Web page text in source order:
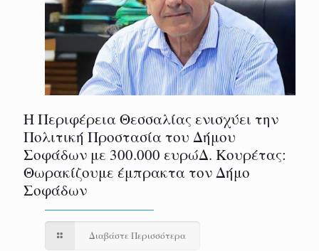
Η Περιφέρεια Θεσσαλίας ενισχύει την
Πολιτική Προστασία του Δήμου
Σοφάδων με 300.000 ευρώΔ. Κουρέτας:
Θωρακίζουμε έμπρακτα τον Δήμο
Σοφάδων
Διαβάστε Περισσότερα